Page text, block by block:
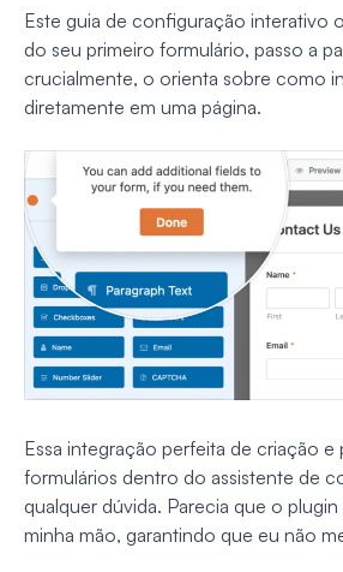
Este guia de configuração interativo
do seu primeiro formulário, passo a
crucialmente, o orienta sobre como
diretamente em uma página.
Essa integração perfeita de criação e
formulários dentro do assistente de
qualquer dúvida. Parecia que o
minha mão, garantindo que eu não